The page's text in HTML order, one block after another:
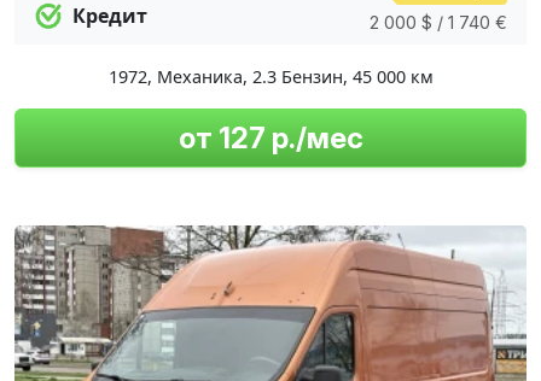
Кредит
2 000 $ / 1 740 €
1972, Механика, 2.3 Бензин, 45 000 км
от 127 р./мес